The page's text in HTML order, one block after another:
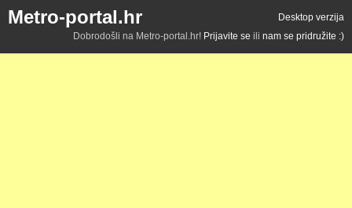
Metro-portal.hr
Desktop verzija
Dobrodošli na Metro-portal.hr! Prijavite se ili nam se pridružite :)